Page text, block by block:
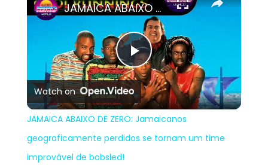
Play
Video
JAMAICA ABAIXO DE ZERO: Jamaicanos geograficamente perdidos se tornam um time improvável de bobsled!
Watch on
JAMAICA ABAIXO DE ZERO: Jamaicanos
geograficamente perdidos se tornam um time
improvável de bobsled!